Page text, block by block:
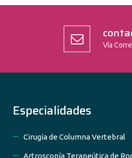
Vía
Especialidades
Cirugía de Columna Vertebral
Artroscopía Terapeútica de